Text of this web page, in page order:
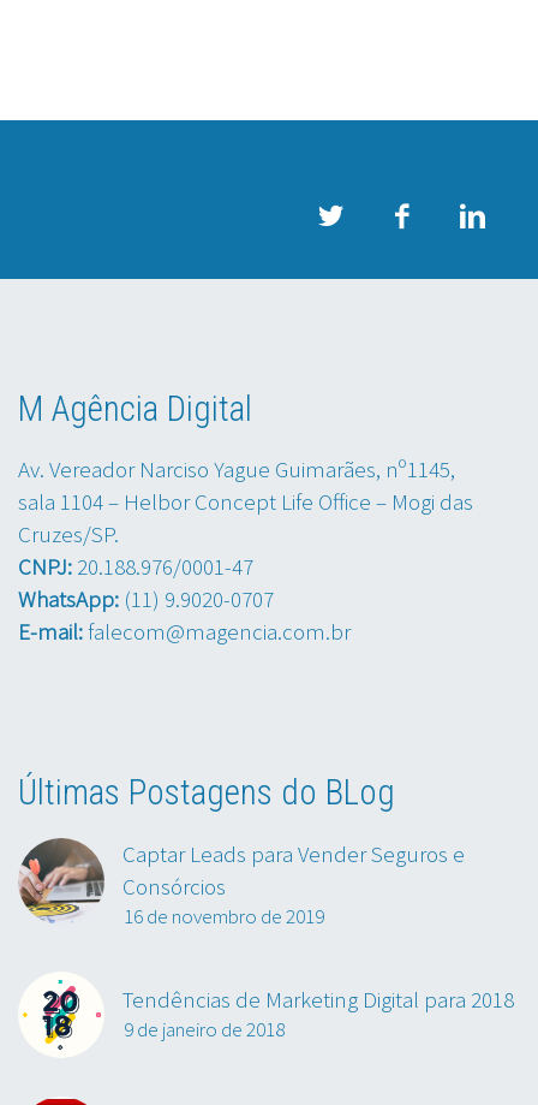
M Agência Digital
Av. Vereador Narciso Yague Guimarães, nº1145,
sala 1104 – Helbor Concept Life Office – Mogi das
Cruzes/SP.
CNPJ: 20.188.976/0001-47
WhatsApp: (11) 9.9020-0707
E-mail:falecom@magencia.com.br
Últimas Postagens do BLog
Captar Leads para Vender Seguros e
Consórcios
16 de novembro de 2019
Tendências de Marketing Digital para 2018
9 de janeiro de 2018